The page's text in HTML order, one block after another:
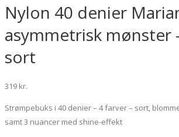
Nylon 40 denier
asymmetrisk mønster
sort
319 kr.
Strømpebuks i 40 denier – 4 farver – sort,
samt 3 nuancer med shine-effekt